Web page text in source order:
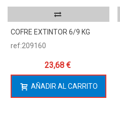
COFRE EXTINTOR 6/9 KG
ref:209160
23,68 €
AÑADIR AL CARRITO